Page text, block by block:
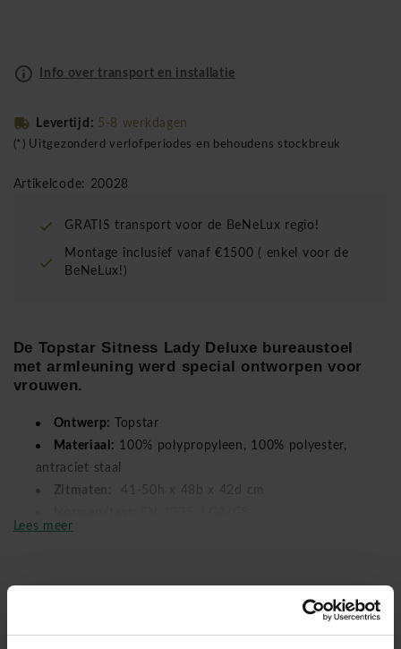
Info over transport en installatie
Levertijd: 5-8 werkdagen
(*) Uitgezonderd verlofperiodes en behoudens stockbreuk
Artikelcode: 20028
GRATIS transport voor de BeNeLux regio!
Montage inclusief vanaf €1500 ( enkel voor de
BeNeLux!)
De Topstar Sitness Lady Deluxe bureaustoel
met armleuning werd special ontworpen voor
vrouwen.
Ontwerp:
Topstar
Materiaal: 100% polypropyleen, 100% polyester,
antraciet staal
Zitmaten:
41-50h x 48b x 42d cm
Technische eigenschappen:
individuele lichaamsgewicht instelling, zitting in hoogte
Lees meer